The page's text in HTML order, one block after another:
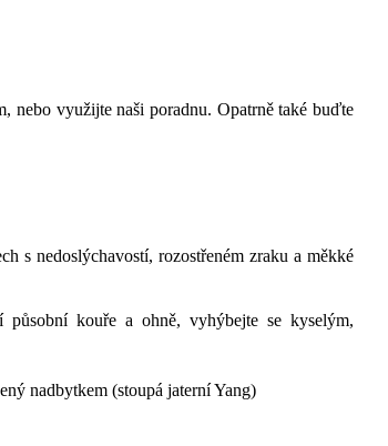
nebo využijte naši poradnu. Opatrně také buďte
s nedoslýchavostí, rozostřeném zraku a měkké
kouře a ohně, vyhýbejte se kyselým,
nadbytkem (stoupá jaterní Yang)